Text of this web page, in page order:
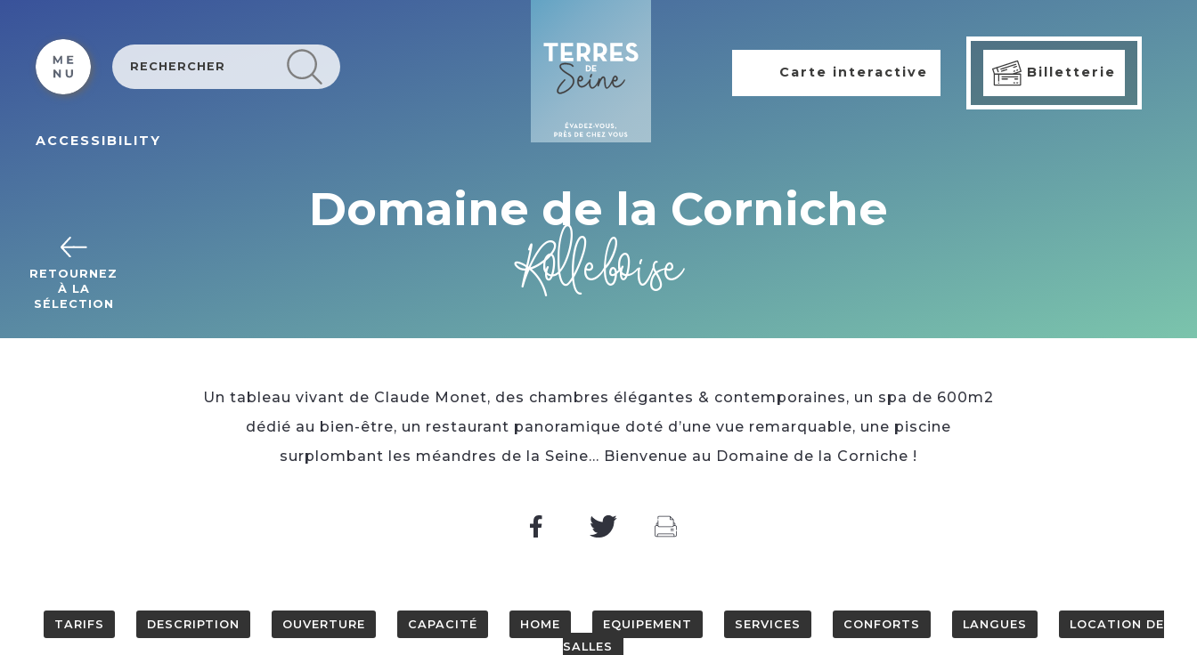
ACCESSIBILITY
Carte interactive Billetterie
RETOURNEZ
À LA
SÉLECTION
Domaine de la Corniche
Rolleboise
Un tableau vivant de Claude Monet, des chambres élégantes & contemporaines, un spa de 600m2
dédié au bien-être, un restaurant panoramique doté d’une vue remarquable, une piscine
surplombant les méandres de la Seine... Bienvenue au Domaine de la Corniche !
TARIFS DESCRIPTION OUVERTURE CAPACITÉ HOME EQUIPEMENT SERVICES CONFORTS LANGUES
LOCATION DE
SALLES